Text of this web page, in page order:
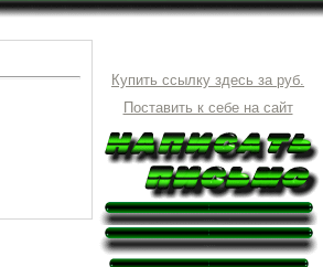
Купить ссылку здесь за руб.
Поставить к себе на сайт